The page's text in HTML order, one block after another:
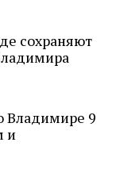
сохраняют
Владимире 9
и